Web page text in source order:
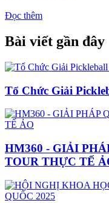
Đọc thêm
Bài viết gần đây
Tổ Chức Giải
HM360 - GIẢI
TOUR THỰC TẾ